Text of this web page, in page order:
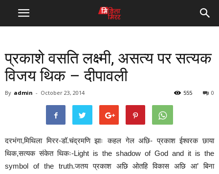
प्रकाशे वसति लक्ष्मी, असत्य पर सत्यक
विजय थिक – दीपावली
By admin - October 23, 2014 0
555
दरभंगा,मिथिला मिरर-डॉ.चंद्रमणि झाः कहल गेल अछि- प्रकाश ईश्वरक छाया
थिक,सत्यक संकेत थिकः-Light is the shadow of God and it is the
symbol of the truth.जतय प्रकाश अछि ओतहि विकास अछि आ’ बिना